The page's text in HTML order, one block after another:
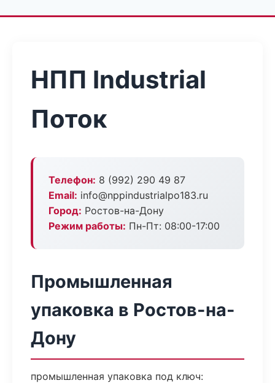
НПП Industrial
Поток
Телефон: 8 (992) 290 49 87
Email: info@nppindustrialpo183.ru
Город: Ростов-на-Дону
Режим работы: Пн-Пт: 08:00-17:00
Промышленная
упаковка в Ростов-на-
Дону
промышленная упаковка под ключ: